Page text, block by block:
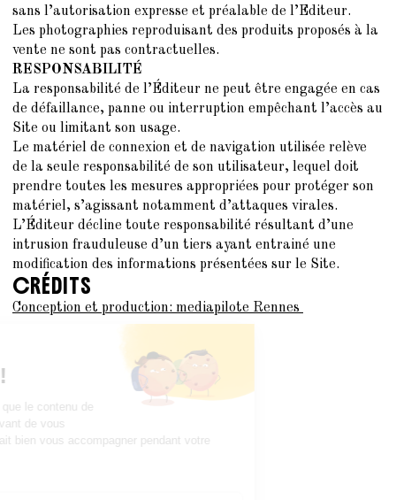
sans l’autorisation expresse et préalable de l’Editeur.
Les photographies reproduisant des produits proposés à la
vente ne sont pas contractuelles.
RESPONSABILITÉ
La responsabilité de l’Éditeur ne peut être engagée en cas
de défaillance, panne ou interruption empêchant l’accès au
Site ou limitant son usage.
Le matériel de connexion et de navigation utilisée relève
de la seule responsabilité de son utilisateur, lequel doit
prendre toutes les mesures appropriées pour protéger son
matériel, s’agissant notamment d’attaques virales.
L’Éditeur décline toute responsabilité résultant d’une
intrusion frauduleuse d’un tiers ayant entrainé une
modification des informations présentées sur le Site.
CRÉDITS
Conception et production: mediapilote Rennes